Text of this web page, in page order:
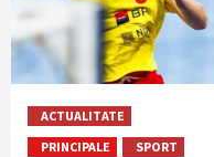
ACTUALITATE
PRINCIPALE
SPORT